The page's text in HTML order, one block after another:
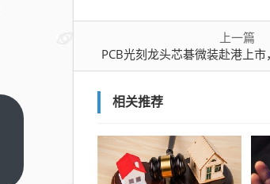
上一篇
PCB光刻龙头芯碁微装赴港上
相关推荐